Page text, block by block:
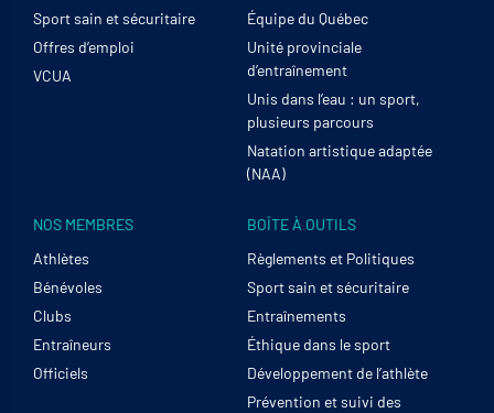
Sport sain et sécuritaire
Offres d’emploi
VCUA
Équipe du Québec
Unité provinciale
d’entraînement
Unis dans l’eau : un sport,
plusieurs parcours
Natation artistique adaptée
(NAA)
NOS MEMBRES
Athlètes
Bénévoles
Clubs
Entraîneurs
Officiels
BOÎTE À OUTILS
Règlements et Politiques
Sport sain et sécuritaire
Entraînements
Éthique dans le sport
Développement de l’athlète
Prévention et suivi des